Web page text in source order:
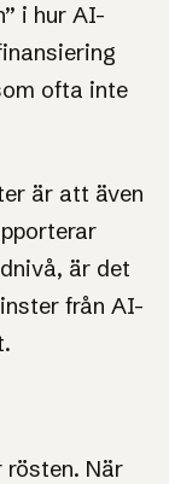
i hur AI-
ofta inte
är att även
är det
från AI-
rösten. När